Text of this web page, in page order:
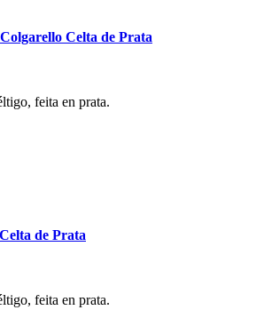
Celta de Prata
feita en prata.
de Prata
feita en prata.